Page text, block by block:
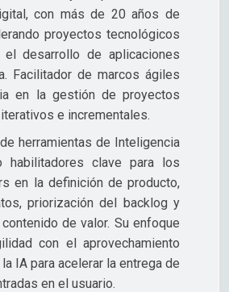
con más de 20 años de
proyectos tecnológicos
desarrollo de aplicaciones
Facilitador de marcos ágiles
en la gestión de proyectos
e incrementales.
herramientas de Inteligencia
habilitadores clave para los
en la definición de producto,
priorización del backlog y
de valor. Su enfoque
con el aprovechamiento
IA para acelerar la entrega de
en el usuario.